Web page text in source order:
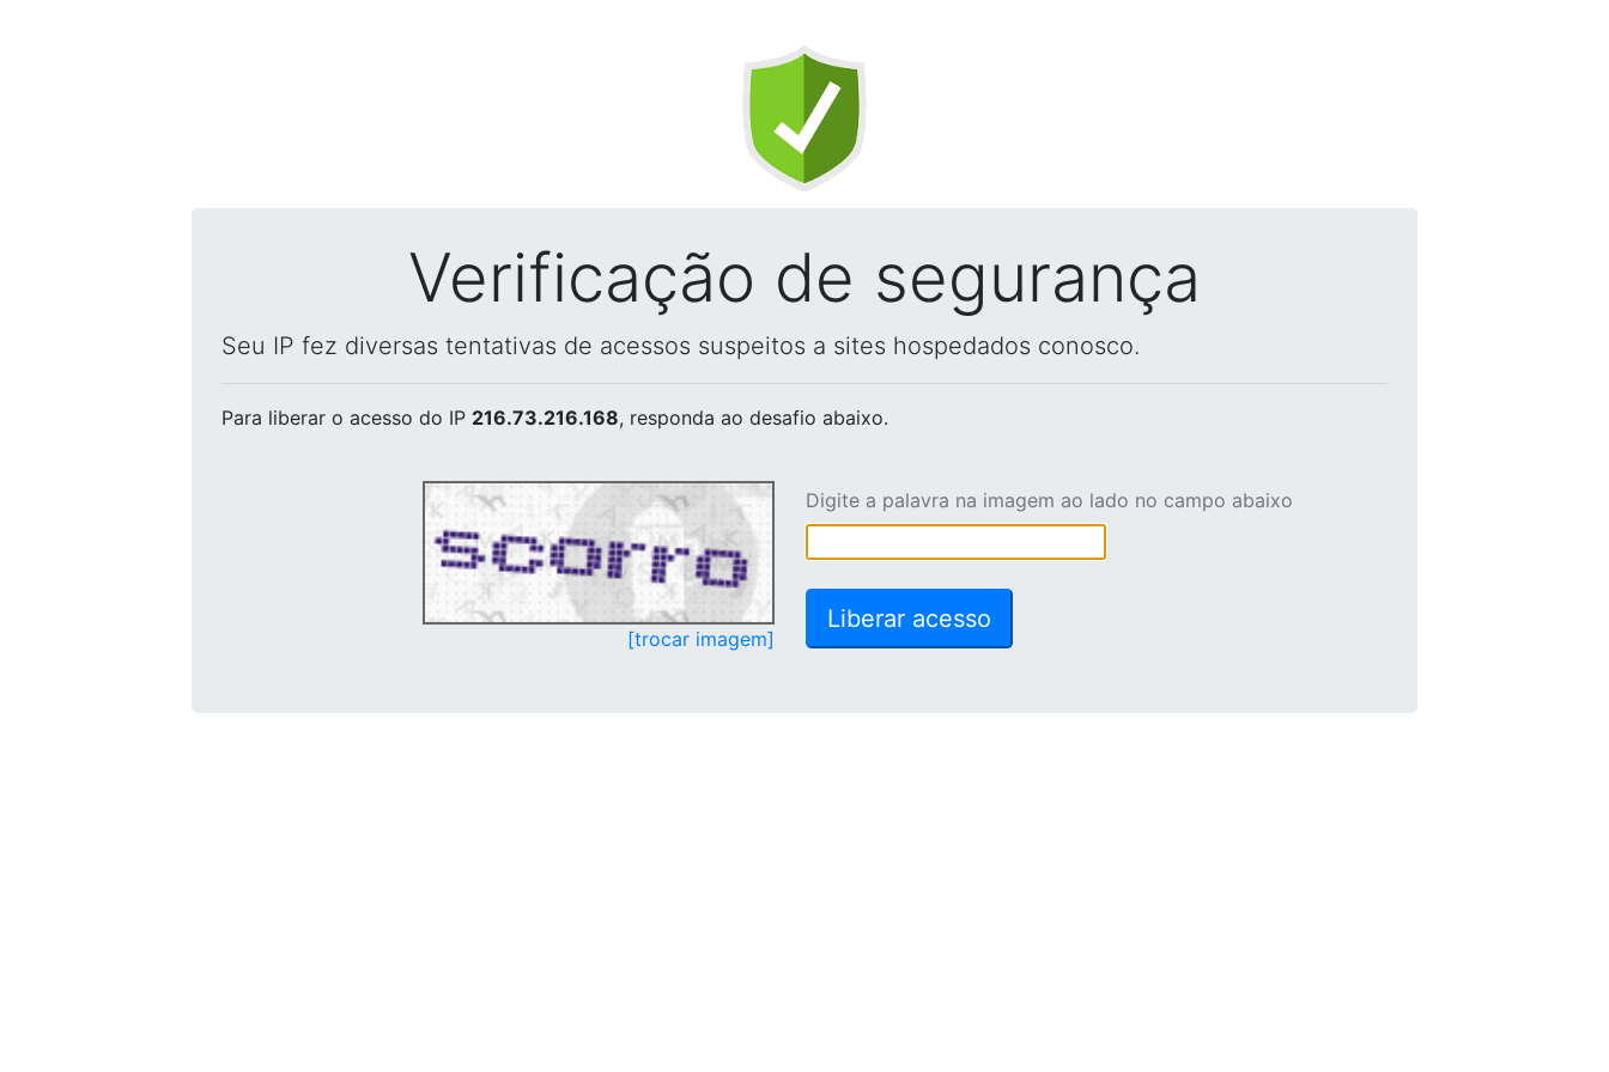
Verificação de segurança
Seu IP fez diversas tentativas de acessos suspeitos a sites hospedados conosco.
Para liberar o acesso do IP 216.73.216.168, responda ao desafio abaixo.
[trocar imagem]
Digite a palavra na imagem ao lado no campo abaixo